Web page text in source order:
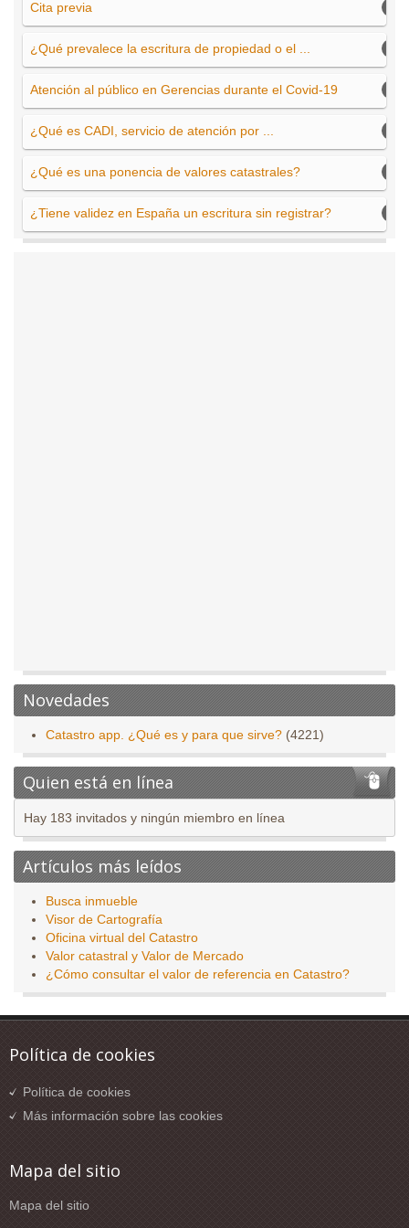
Cita previa
¿Qué prevalece la escritura de propiedad o el ...
Atención al público en Gerencias durante el Covid-19
¿Qué es CADI, servicio de atención por ...
¿Qué es una ponencia de valores catastrales?
¿Tiene validez en España un escritura sin registrar?
Novedades
Catastro app. ¿Qué es y para que sirve? (4221)
Quien está en línea
Hay 183 invitados y ningún miembro en línea
Artículos más leídos
Busca inmueble
Visor de Cartografía
Oficina virtual del Catastro
Valor catastral y Valor de Mercado
¿Cómo consultar el valor de referencia en Catastro?
Política de cookies
Política de cookies
Más información sobre las cookies
Mapa del sitio
Mapa del sitio